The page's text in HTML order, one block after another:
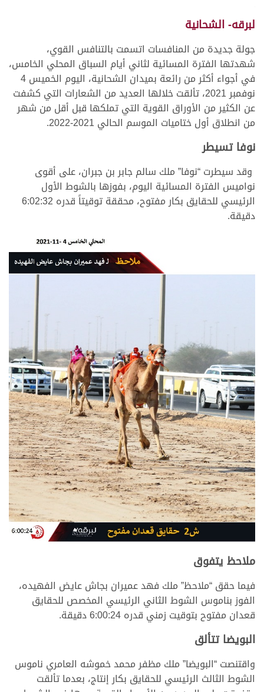
لبرقه- الشحانية
جولة جديدة من المنافسات اتسمت بالتنافس القوي،
شهدتها الفترة المسائية لثاني أيام السباق المحلي الخامس،
في أجواء أكثر من رائعة بميدان الشحانية، اليوم الخميس 4
نوفمبر 2021، تألقت خلالها العديد من الشعارات التي كشفت
عن الكثير من الأوراق القوية التي تملكها قبل أقل من شهر
من انطلاق أول ختاميات الموسم الحالي 2021-2022.
نوفا تسيطر
وقد سيطرت “نوفا” ملك سالم جابر بن جبران، على أقوى
نواميس الفترة المسائية اليوم، بفوزها بالشوط الأول
الرئيسي للحقايق بكار مفتوح، محققة توقيتاً قدره 6:02:32
دقيقة.
ملاحظ يتفوق
فيما حقق “ملاحظ” ملك فهد عميران بجاش عايض الفهيده،
الفوز بناموس الشوط الثاني الرئيسي المخصص للحقايق
قعدان مفتوح بتوقيت زمني قدره 6:00:24 دقيقة.
البويضا تتألق
واقتنصت “البويضا” ملك مظفر محمد خموشه العامري ناموس
الشوط الثالث الرئيسي للحقايق بكار إنتاج، بعدما تألقت